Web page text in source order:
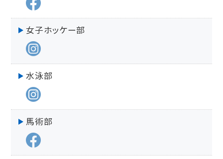
女子ホッケー部
水泳部
馬術部